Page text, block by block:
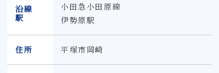
沿線
駅
小田急小田原線
伊勢原駅
住所 平塚市岡崎